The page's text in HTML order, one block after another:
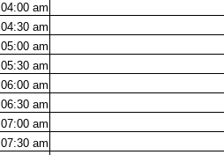
04:00 am
04:30 am
05:00 am
05:30 am
06:00 am
06:30 am
07:00 am
07:30 am